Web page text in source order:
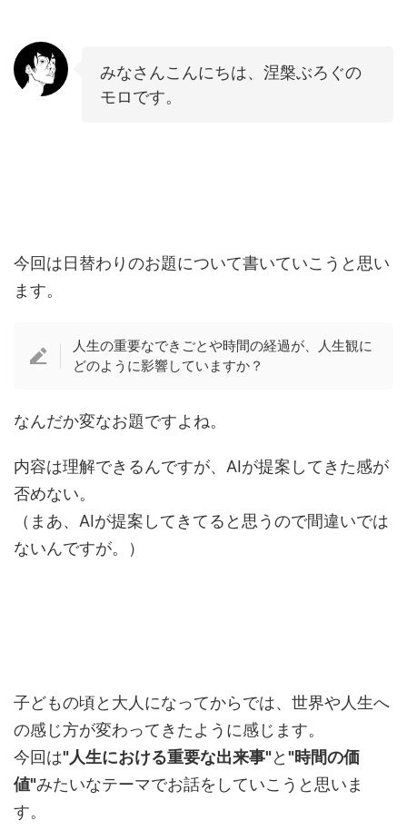
みなさんこんにちは、涅槃ぶろぐの
モロです。
今回は日替わりのお題について書いていこうと思い
ます。
人生の重要なできごとや時間の経過が、人生観に
どのように影響していますか？
なんだか変なお題ですよね。
内容は理解できるんですが、AIが提案してきた感が
否めない。
（まあ、AIが提案してきてると思うので間違いでは
ないんですが。）
子どもの頃と大人になってからでは、世界や人生へ
の感じ方が変わってきたように感じます。
今回は"人生における重要な出来事"と "時間の価
値"みたいなテーマでお話をしていこうと思いま
す。